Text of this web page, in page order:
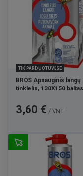
TIK PARDUOTUVĖSE
BROS Apsauginis langų
tinklelis, 130X150 baltas
Kaina
3,60 € / VNT